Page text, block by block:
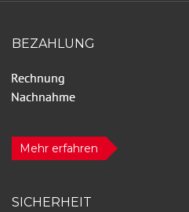
BEZAHLUNG
Mehr erfahren
SICHERHEIT